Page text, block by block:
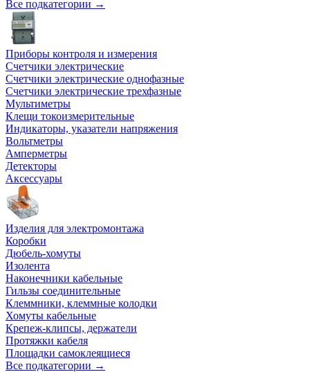
Все подкатегории →
Приборы контроля и измерения
Счетчики электрические
Счетчики электрические однофазные
Счетчики электрические трехфазные
Мультиметры
Клещи токоизмерительные
Индикаторы, указатели напряжения
Вольтметры
Амперметры
Детекторы
Аксессуары
Изделия для электромонтажа
Коробки
Дюбель-хомуты
Изолента
Наконечники кабельные
Гильзы соединительные
Клеммники, клеммные колодки
Хомуты кабельные
Крепеж-клипсы, держатели
Протяжки кабеля
Площадки самоклеящиеся
Все подкатегории →